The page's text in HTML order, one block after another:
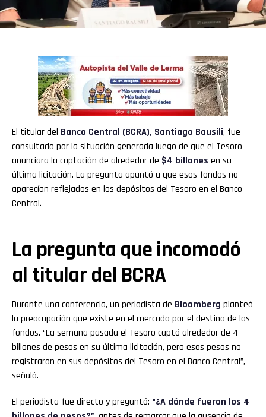
El titular del Banco Central (BCRA), Santiago Bausili, fue
consultado por la situación generada luego de que el Tesoro
anunciara la captación de alrededor de $4 billones en su
última licitación. La pregunta apuntó a que esos fondos no
aparecían reflejados en los depósitos del Tesoro en el Banco
Central.
La pregunta que incomodó
al titular del BCRA
Durante una conferencia, un periodista de Bloomberg planteó
la preocupación que existe en el mercado por el destino de los
fondos. “La semana pasada el Tesoro captó alrededor de 4
billones de pesos en su última licitación, pero esos pesos no
registraron en sus depósitos del Tesoro en el Banco Central”,
señaló.
El periodista fue directo y preguntó: “¿A dónde fueron los 4